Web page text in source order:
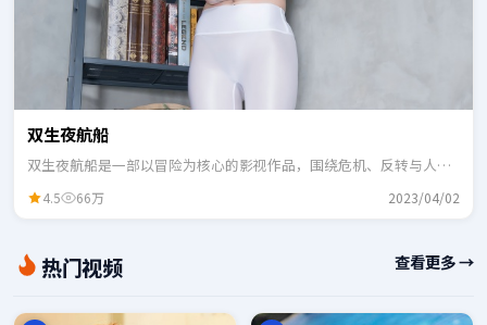
双生夜航船
双生夜航船是一部以冒险为核心的影视作品，围绕危机、反转与人物
4.5 66万 2023/04/02
热门视频 查看更多 →
日
代 98
之